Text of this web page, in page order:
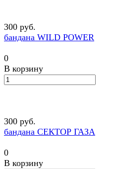
300 руб.
бандана WILD POWER
0
В корзину
300 руб.
бандана СЕКТОР ГАЗА
0
В корзину